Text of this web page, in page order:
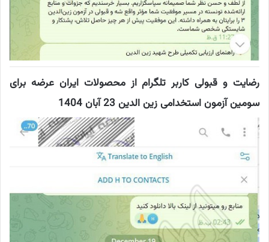
رضایت و قبولی کاربر تلگرام از محصولات ایران عرضه برای
سومین آزمون استخدامی زین الدین 23 آبان 1404